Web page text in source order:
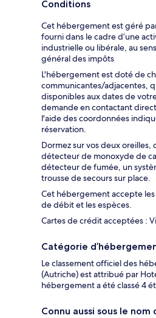
Conditions
Cet hébergement est géré
fourni dans le cadre d’une
industrielle ou libérale, au
général des impôts
L'hébergement est doté de
communicantes/adjacentes,
disponibles aux dates de
demande en contactant
l'aide des coordonnées
réservation.
Dormez sur vos deux oreilles,
détecteur de monoxyde de
détecteur de fumée, un
trousse de secours sur place.
Cet hébergement accepte
de débit et les espèces.
Cartes de crédit acceptées :
Catégorie
Le classement officiel des
(Autriche) est attribué par
hébergement a été classé 4
Connu aussi sous le nom